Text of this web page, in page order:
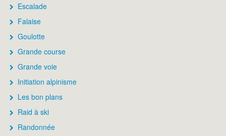
Escalade
Falaise
Goulotte
Grande course
Grande voie
Initiation alpinisme
Les bon plans
Raid à ski
Randonnée